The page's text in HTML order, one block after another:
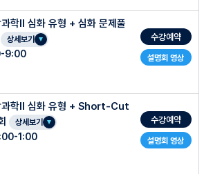
설명회 영상
학Ⅱ 심화 유형 + 심화 문제풀
상세보기
9:00
수강예약
설명회 영상
과학Ⅱ 심화 유형 + Short-Cut
상세보기
1:00
수강예약